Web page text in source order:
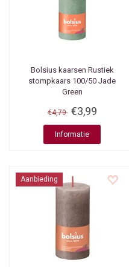
Bolsius kaarsen Rustiek
stompkaars 100/50 Jade
Green
€4,79 €3,99
Informatie
Aanbieding